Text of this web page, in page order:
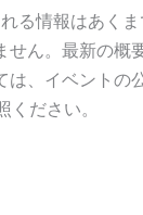
る情報はあくま
せん。最新の概
は、イベントの
ください。